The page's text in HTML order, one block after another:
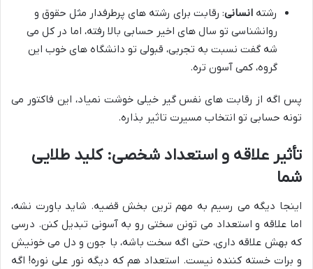
رشته انسانی: رقابت برای رشته های پرطرفدار مثل حقوق و
روانشناسی تو سال های اخیر حسابی بالا رفته، اما در کل می
شه گفت نسبت به تجربی، قبولی تو دانشگاه های خوب این
گروه، کمی آسون تره.
پس اگه از رقابت های نفس گیر خیلی خوشت نمیاد، این فاکتور می
تونه حسابی تو انتخاب مسیرت تاثیر بذاره.
تأثیر علاقه و استعداد شخصی: کلید طلایی
شما
اینجا دیگه می رسیم به مهم ترین بخش قضیه. شاید باورت نشه،
اما علاقه و استعداد می تونن سختی رو به آسونی تبدیل کنن. درسی
که بهش علاقه داری، حتی اگه سخت باشه، با جون و دل می خونیش
و برات خسته کننده نیست. استعداد هم که دیگه نور علی نوره! اگه